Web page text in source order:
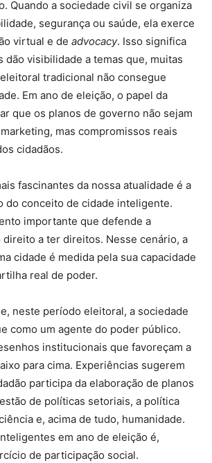
Quando a sociedade civil se organiza
segurança ou saúde, ela exerce
virtual e de advocacy. Isso significa
dão visibilidade a temas que, muitas
tradicional não consegue
Em ano de eleição, o papel da
que os planos de governo não sejam
mas compromissos reais
cidadãos.
fascinantes da nossa atualidade é a
do conceito de cidade inteligente.
importante que defende a
direito a ter direitos. Nesse cenário, a
cidade é medida pela sua capacidade
real de poder.
neste período eleitoral, a sociedade
como um agente do poder público.
institucionais que favoreçam a
para cima. Experiências sugerem
participa da elaboração de planos
de políticas setoriais, a política
e, acima de tudo, humanidade.
em ano de eleição é,
de participação social.